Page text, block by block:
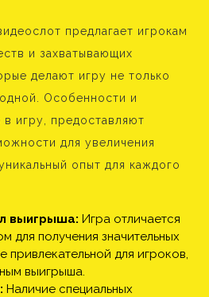
предлагает игрокам
и захватывающих
делают игру не только
Особенности и
игру, предоставляют
для увеличения
опыт для каждого
выигрыша: Игра отличается
для получения значительных
привлекательной для игроков,
выигрыша.
Наличие специальных